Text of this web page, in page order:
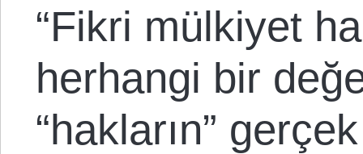
“Fikri mülkiyet
herhangi bir
“hakların”